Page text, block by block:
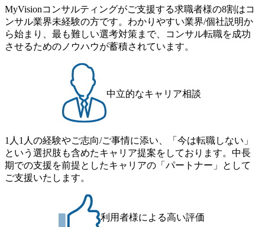
ります
る採用
適宜関
営に寄
しま
や事
チーム
行す
画・実行を担う ・データドリ
ブン人事の実現:データアナリ
ティクスやAI活用を通じた人
事・人財課題の抽出やオペレ
ーションの変革を立案・遂行
する 本ポストでは人事担当
MyVisionコンサルティングがご支援する求職者様の8割はコ
ンサル業界未経験の方です。わかりやすい業界/個社説明か
ら始まり、最も難しい選考対策まで、コンサル転職を成功
させるためのノウハウが蓄積されています。
中立的なキャリア相談
1人1人の経験やご志向/ご事情に添い、「今は転職しない」
という選択肢も含めたキャリア提案をしております。中長
期での支援を前提としたキャリアの「パートナー」として
ご支援いたします。
利用者様による高い評価